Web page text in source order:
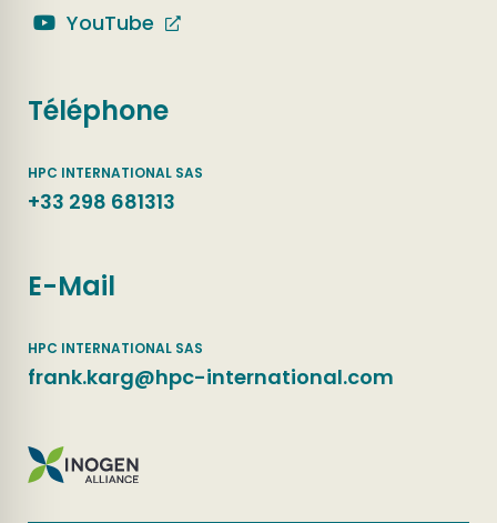
YouTube
Téléphone
+33 298 681313
E-Mail
frank.karg@hpc-international.com